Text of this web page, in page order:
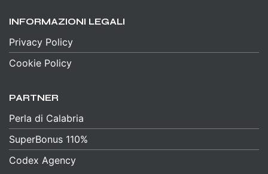
INFORMAZIONI LEGALI
Privacy Policy
Cookie Policy
PARTNER
Perla di Calabria
SuperBonus 110%
Codex Agency